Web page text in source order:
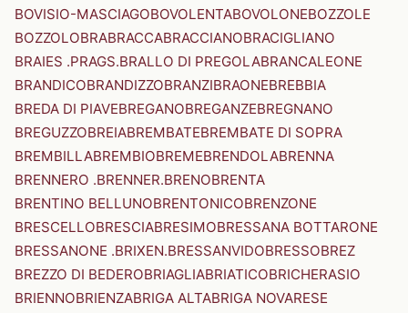
BOVISIO-MASCIAGOBOVOLENTABOVOLONEBOZZOLE
BOZZOLOBRABRACCABRACCIANOBRACIGLIANO
BRAIES .PRAGS.BRALLO DI PREGOLABRANCALEONE
BRANDICOBRANDIZZOBRANZIBRAONEBREBBIA
BREDA DI PIAVEBREGANOBREGANZEBREGNANO
BREGUZZOBREIABREMBATEBREMBATE DI SOPRA
BREMBILLABREMBIOBREMEBRENDOLABRENNA
BRENNERO .BRENNER.BRENOBRENTA
BRENTINO BELLUNOBRENTONICOBRENZONE
BRESCELLOBRESCIABRESIMOBRESSANA BOTTARONE
BRESSANONE .BRIXEN.BRESSANVIDOBRESSOBREZ
BREZZO DI BEDEROBRIAGLIABRIATICOBRICHERASIO
BRIENNOBRIENZABRIGA ALTABRIGA NOVARESE